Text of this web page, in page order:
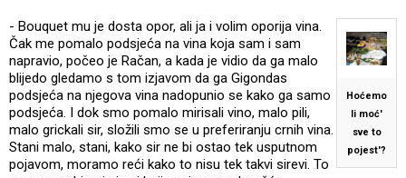
Hoćemo
li moć'
sve to
pojest'?
- Bouquet mu je dosta opor, ali ja i volim oporija vina.
Čak me pomalo podsjeća na vina koja sam i sam
napravio, počeo je Račan, a kada je vidio da ga malo
blijedo gledamo s tom izjavom da ga Gigondas
podsjeća na njegova vina nadopunio se kako ga samo
podsjeća. I dok smo pomalo mirisali vino, malo pili,
malo grickali sir, složili smo se u preferiranju crnih vina.
Stani malo, stani, kako sir ne bi ostao tek usputnom
pojavom, moramo reći kako to nisu tek takvi sirevi. To